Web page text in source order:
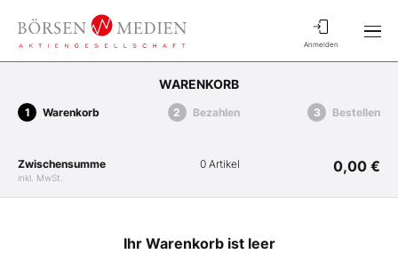
Anmelden
WARENKORB
Warenkorb Bezahlen Bestellen
Zwischensumme
inkl. MwSt.
0 Artikel 0,00 €
Ihr Warenkorb ist leer